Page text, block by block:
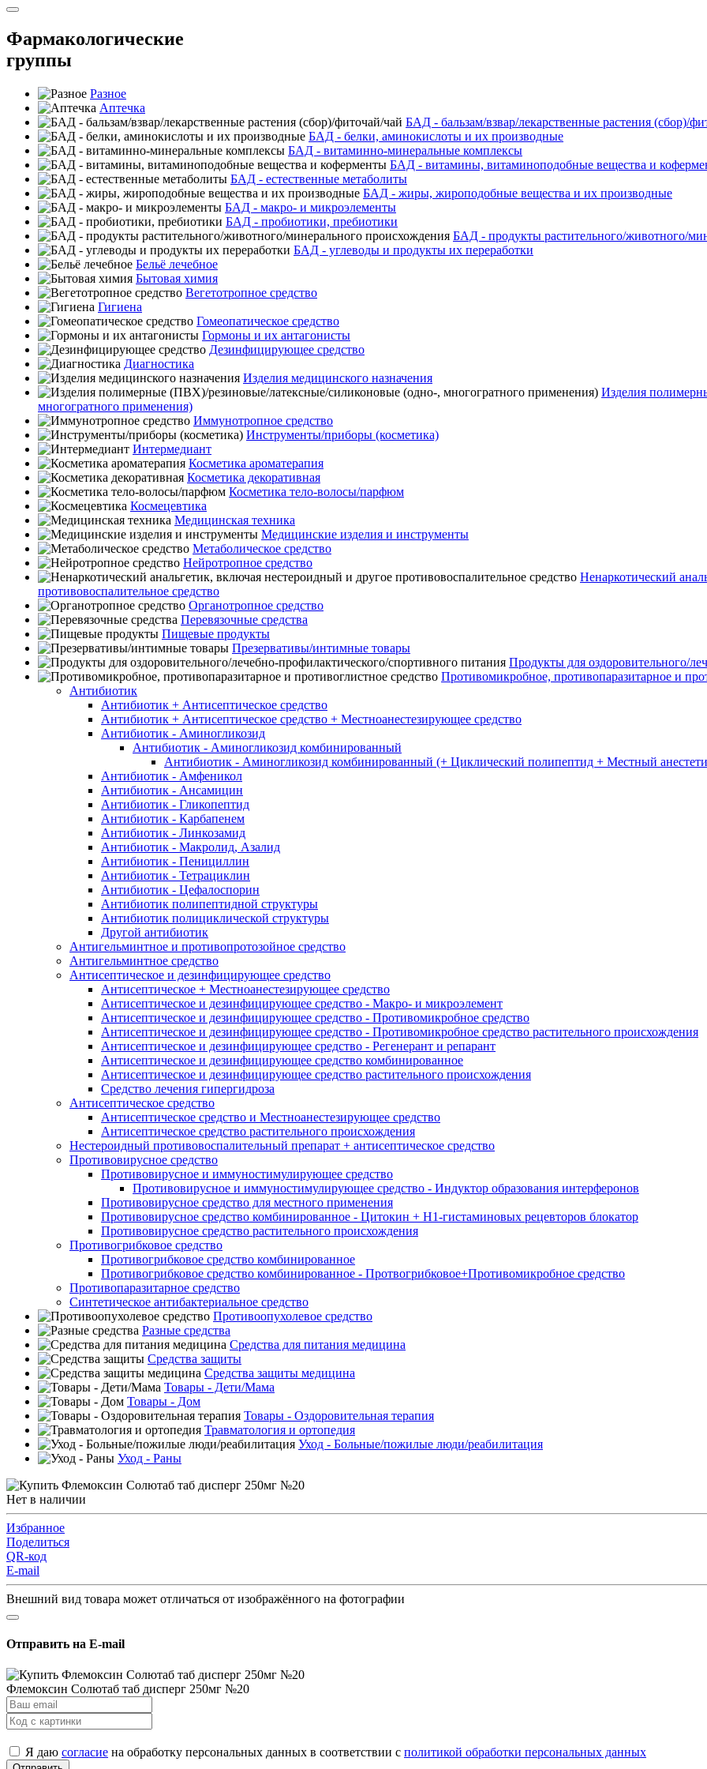
Фармакологические
группы
Разное
Аптечка
БАД - бальзам/взвар/лекарственные растения (сбор)/
БАД - белки, аминокислоты и их производные
БАД - витаминно-минеральные комплексы
БАД - витамины, витаминоподобные вещества и
БАД - естественные метаболиты
БАД - жиры, жироподобные вещества и их производные
БАД - макро- и микроэлементы
БАД - пробиотики, пребиотики
БАД - продукты растительного/животного/
БАД - углеводы и продукты их переработки
Бельё лечебное
Бытовая химия
Вегетотропное средство
Гигиена
Гомеопатическое средство
Гормоны и их антагонисты
Дезинфицирующее средство
Диагностика
Изделия медицинского назначения
Изделия
многогратного применения)
Иммунотропное средство
Инструменты/приборы (косметика)
Интермедиант
Косметика ароматерапия
Косметика декоративная
Косметика тело-волосы/парфюм
Космецевтика
Медицинская техника
Медицинские изделия и инструменты
Метаболическое средство
Нейротропное средство
Ненаркотический
противовоспалительное средство
Органотропное средство
Перевязочные средства
Пищевые продукты
Презервативы/интимные товары
Продукты для оздоровительного/
Противомикробное, противопаразитарное и
Антибиотик
Антибиотик + Антисептическое средство
Антибиотик + Антисептическое средство + Местноанестезирующее средство
Антибиотик - Аминогликозид
Антибиотик - Аминогликозид комбинированный
Антибиотик - Аминогликозид комбинированный (+ Циклический полипептид + Местный
Антибиотик - Амфеникол
Антибиотик - Ансамицин
Антибиотик - Гликопептид
Антибиотик - Карбапенем
Антибиотик - Линкозамид
Антибиотик - Макролид, Азалид
Антибиотик - Пенициллин
Антибиотик - Тетрациклин
Антибиотик - Цефалоспорин
Антибиотик полипептидной структуры
Антибиотик полициклической структуры
Другой антибиотик
Антигельминтное и противопротозойное средство
Антигельминтное средство
Антисептическое и дезинфицирующее средство
Антисептическое + Местноанестезирующее средство
Антисептическое и дезинфицирующее средство - Макро- и микроэлемент
Антисептическое и дезинфицирующее средство - Противомикробное средство
Антисептическое и дезинфицирующее средство - Противомикробное средство растительного происхождения
Антисептическое и дезинфицирующее средство - Регенерант и репарант
Антисептическое и дезинфицирующее средство комбинированное
Антисептическое и дезинфицирующее средство растительного происхождения
Средство лечения гипергидроза
Антисептическое средство
Антисептическое средство и Местноанестезирующее средство
Антисептическое средство растительного происхождения
Нестероидный противовоспалительный препарат + антисептическое средство
Противовирусное средство
Противовирусное и иммуностимулирующее средство
Противовирусное и иммуностимулирующее средство - Индуктор образования интерферонов
Противовирусное средство для местного применения
Противовирусное средство комбинированное - Цитокин + Н1-гистаминовых рецевторов блокатор
Противовирусное средство растительного происхождения
Противогрибковое средство
Противогрибковое средство комбинированное
Противогрибковое средство комбинированное - Протвогрибковое+Противомикробное средство
Противопаразитарное средство
Синтетическое антибактериальное средство
Противоопухолевое средство
Разные средства
Средства для питания медицина
Средства защиты
Средства защиты медицина
Товары - Дети/Мама
Товары - Дом
Товары - Оздоровительная терапия
Травматология и ортопедия
Уход - Больные/пожилые люди/реабилитация
Уход - Раны
Нет в наличии
Избранное
Поделиться
QR-код
E-mail
Внешний вид товара может отличаться от изображённого на фотографии
Отправить на E-mail
Флемоксин Солютаб таб дисперг 250мг №20
Я даю согласие на обработку персональных данных в соответствии с политикой обработки персональных данных